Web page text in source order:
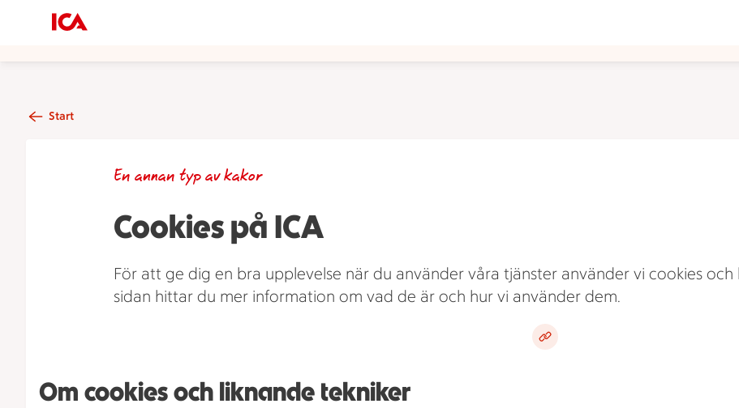
Start
En annan typ av kakor
Cookies på ICA
För att ge dig en bra upplevelse när du använder våra tjänster använder vi cookies och
sidan hittar du mer information om vad de är och hur vi använder dem.
Om cookies och liknande tekniker